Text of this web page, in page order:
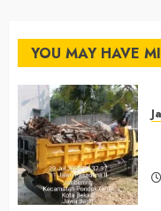
YOU MAY HAVE